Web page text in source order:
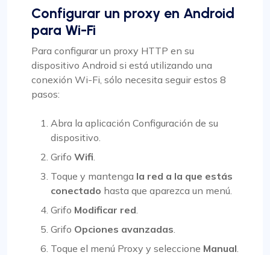
Configurar un proxy en Android
para Wi-Fi
Para configurar un proxy HTTP en su
dispositivo Android si está utilizando una
conexión Wi-Fi, sólo necesita seguir estos 8
pasos:
Abra la aplicación Configuración de su
dispositivo.
Grifo Wifi
Toque y mantenga la red a la que estás
conectado hasta que aparezca un menú.
Grifo Modificar red
Grifo Opciones avanzadas
Toque el menú Proxy y seleccione Manual